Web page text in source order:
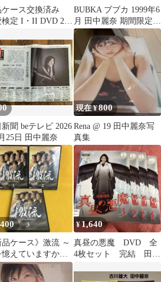
ケース交換済み
定 I・II DVD 2巻
BUBKA ブブカ 1999年6
月 田中麗奈 期間限定価
格
聞 beテレビ 2026
25日 田中麗奈
現在 ¥800
Rena @ 19 田中麗奈写
真集
品ケース》激流 ～
憶えていますか？
全3巻完結セット
麗奈
¥1,640
真昼の悪魔 DVD 全
4枚セット 完結 田中
タルリユース